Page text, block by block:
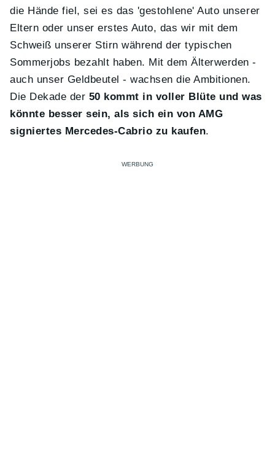
die Hände fiel, sei es das 'gestohlene' Auto unserer
Eltern oder unser erstes Auto, das wir mit dem
Schweiß unserer Stirn während der typischen
Sommerjobs bezahlt haben. Mit dem Älterwerden -
auch unser Geldbeutel - wachsen die Ambitionen.
Die Dekade der 50 kommt in voller Blüte und was
könnte besser sein, als sich ein von AMG
signiertes Mercedes-Cabrio zu kaufen.